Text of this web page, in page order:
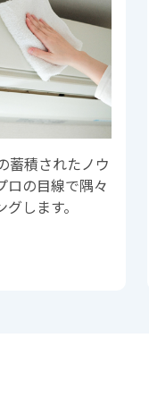
蓄積されたノウ
ロの目線で隅々
します。